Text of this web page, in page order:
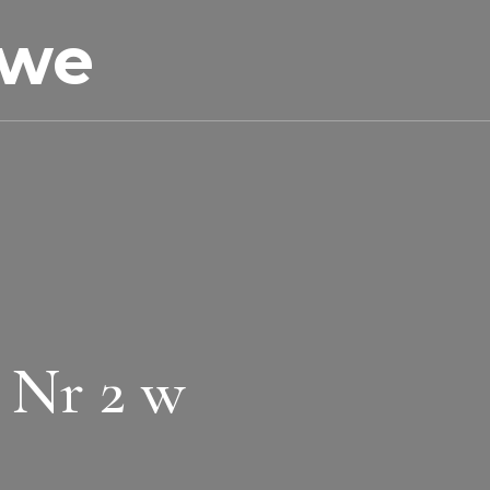
Nr 2 w